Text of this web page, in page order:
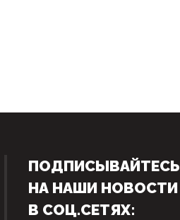
ПОДПИСЫВАЙТЕСЬ
НА НАШИ НОВОСТИ
В СОЦ.СЕТЯХ: